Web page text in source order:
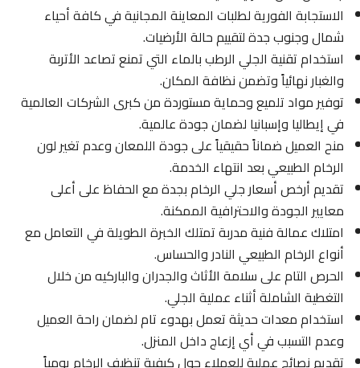
الاستجابة الفورية لطلبات المعاينة المجانية في كافة أحياء
شمال وجنوب جدة لتقييم حالة الأرضيات.
استخدام تقنية الجلي الرطب بالماء التي تمنع تصاعد الأتربة
والغبار نهائياً وتضمن نظافة المكان.
توفير مواد تلميع وحماية مستوردة من كبرى الشركات العالمية
في إيطاليا وإسبانيا لضمان جودة عالمية.
منح العميل ضماناً حقيقياً على جودة اللمعان وعدم تغير لون
الرخام الطبيعي بعد انتهاء الخدمة.
تقديم أرخص أسعار جلي الرخام بجدة مع الحفاظ على أعلى
معايير الجودة والاحترافية الممكنة.
امتلاك عمالة فنية مدربة تمتلك الخبرة الطويلة في التعامل مع
أنواع الرخام الطبيعي النادر والحساس.
الحرص التام على سلامة الأثاث والجدران والباركيه من خلال
التغطية الشاملة أثناء عملية الجلي.
استخدام معدات حديثة تعمل بهدوء تام لضمان راحة العميل
وعدم التسبب في أي إزعاج داخل المنزل.
تقديم نصائح عملية للعملاء حول كيفية تنظيف الرخام يومياً